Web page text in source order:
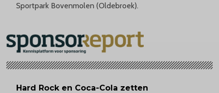
Sportpark Bovenmolen (Oldebroek).
Hard Rock en Coca-Cola zetten